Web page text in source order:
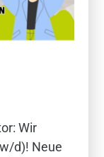
Wir
d)! Neue